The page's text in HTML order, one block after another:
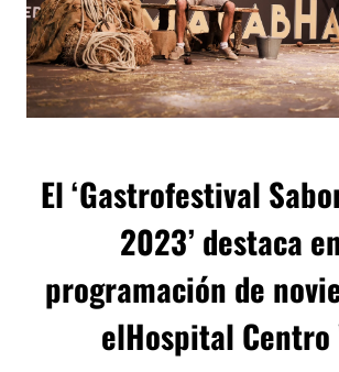
El ‘Gastrofestival
2023’ destaca
programación de
elHospital Centro